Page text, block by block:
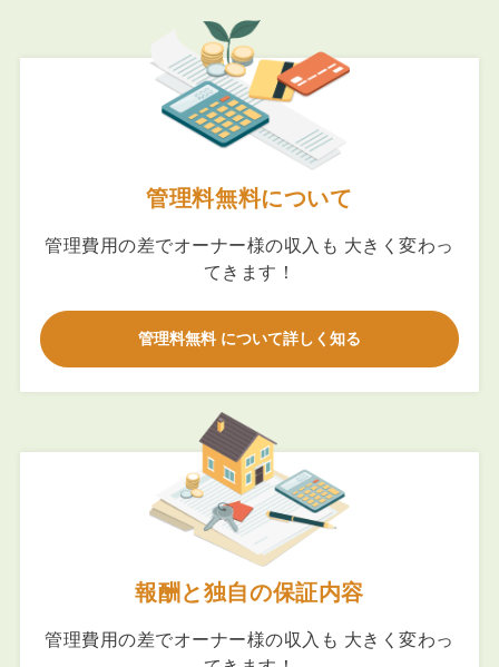
管理料無料について
管理費用の差でオーナー様の収入も 大きく変わっ
てきます！
管理料無料 について詳しく知る
報酬と独自の保証内容
管理費用の差でオーナー様の収入も 大きく変わっ